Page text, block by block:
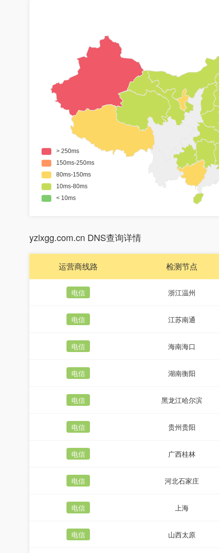
yzlxgg.com.cn DNS查询详情
运营商线路 检测节点
电信 浙江温州
电信 江苏南通
电信 海南海口
电信 湖南衡阳
电信 黑龙江哈尔滨
电信 贵州贵阳
电信 广西桂林
电信 河北石家庄
电信 上海
电信 山西太原